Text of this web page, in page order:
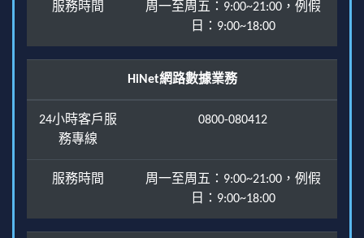
服務時間
周一至周五：9:00~21:00，例假
日：9:00~18:00
HiNet網路數據業務
24小時客戶服
務專線
0800-080412
服務時間
周一至周五：9:00~21:00，例假
日：9:00~18:00